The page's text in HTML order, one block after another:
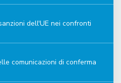
dell'UE nei confronti
comunicazioni di conferma